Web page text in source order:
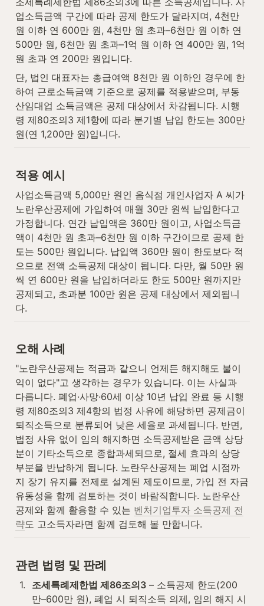
업소득금액 구간에 따라 공제 한도가 달라지며, 4천만
원 이하 연 600만 원, 4천만 원 초과–6천만 원 이하 연
500만 원, 6천만 원 초과–1억 원 이하 연 400만 원, 1억
원 초과 연 200만 원입니다.
단, 법인 대표자는 총급여액 8천만 원 이하인 경우에 한
하여 근로소득금액 기준으로 공제를 적용받으며, 부동
산임대업 소득금액은 공제 대상에서 차감됩니다. 시행
령 제80조의3 제1항에 따라 분기별 납입 한도는 300만
원(연 1,200만 원)입니다.
적용 예시
사업소득금액 5,000만 원인 음식점 개인사업자 A 씨가
노란우산공제에 가입하여 매월 30만 원씩 납입한다고
가정합니다. 연간 납입액은 360만 원이고, 사업소득금
액이 4천만 원 초과–6천만 원 이하 구간이므로 공제 한
도는 500만 원입니다. 납입액 360만 원이 한도보다 적
으므로 전액 소득공제 대상이 됩니다. 다만, 월 50만 원
씩 연 600만 원을 납입하더라도 한도 500만 원까지만
공제되고, 초과분 100만 원은 공제 대상에서 제외됩니
다.
오해 사례
"노란우산공제는 적금과 같으니 언제든 해지해도 불이
익이 없다"고 생각하는 경우가 있습니다. 이는 사실과
다릅니다. 폐업·사망·60세 이상 10년 납입 완료 등 시행
령 제80조의3 제4항의 법정 사유에 해당하면 공제금이
퇴직소득으로 분류되어 낮은 세율로 과세됩니다. 반면,
법정 사유 없이 임의 해지하면 소득공제받은 금액 상당
분이 기타소득으로 종합과세되므로, 절세 효과의 상당
부분을 반납하게 됩니다. 노란우산공제는 폐업 시점까
지 장기 유지를 전제로 설계된 제도이므로, 가입 전 자금
유동성을 함께 검토하는 것이 바람직합니다. 노란우산
공제와 함께 활용할 수 있는 벤처기업투자 소득공제 전
략도 고소득자라면 함께 검토해 볼 만합니다.
관련 법령 및 판례
1. 조세특례제한법 제86조의3 – 소득공제 한도(200
만–600만 원), 폐업 시 퇴직소득 의제, 임의 해지 시